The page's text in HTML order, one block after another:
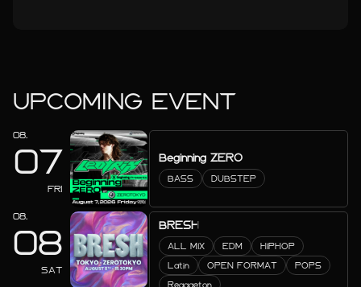
UPCOMING EVENT
08.
07
FRI
Beginning ZERO
BASS DUBSTEP
08.
08
SAT
BRESH
ALL MIX EDM HIPHOP
Latin OPEN FORMAT POPS
Reggaeton